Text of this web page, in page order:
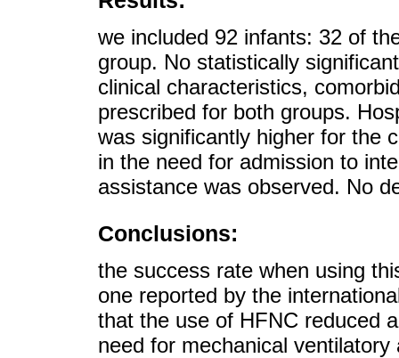
we included 92 infants: 32 of
group. No statistically
clinical characteristics,
prescribed for both groups.
was significantly higher for the
in the need for admission to
assistance was observed. No
Conclusions:
the success rate when using
one reported by the
that the use of HFNC reduced
need for mechanical